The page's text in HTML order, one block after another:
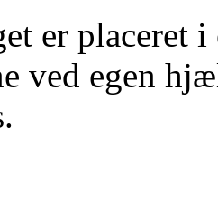
er placeret i
ved egen